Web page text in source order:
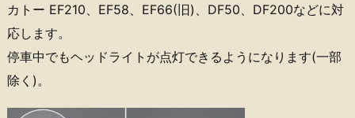
カトー EF210、EF58、EF66(旧)、DF50、DF200などに対
応します。
停車中でもヘッドライトが点灯できるようになります(一部
除く)。